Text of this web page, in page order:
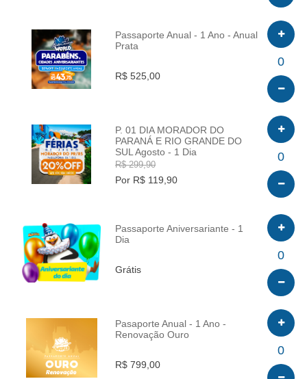
INFO
Passaporte Anual - 1 Ano - Anual
Prata
R$ 525,00
0
INFO
P. 01 DIA MORADOR DO
PARANÁ E RIO GRANDE DO
SUL Agosto - 1 Dia
R$ 299,90
Por R$ 119,90
0
INFO
Passaporte Aniversariante - 1
Dia
Grátis
0
INFO
Pasaporte Anual - 1 Ano -
Renovação Ouro
R$ 799,00
0